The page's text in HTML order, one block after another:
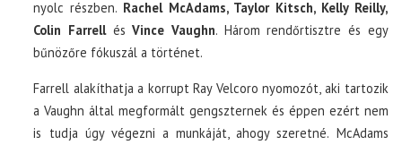
nyolc részben. Rachel McAdams, Taylor Kitsch, Kelly Reilly,
Colin Farrellés Vince Vaughn. Három rendőrtisztre és egy
bűnözőre fókuszál a történet.
Farrell alakíthatja a korrupt Ray Velcoro nyomozót, aki tartozik
a Vaughn által megformált gengszternek és éppen ezért nem
is tudja úgy végezni a munkáját, ahogy szeretné. McAdams